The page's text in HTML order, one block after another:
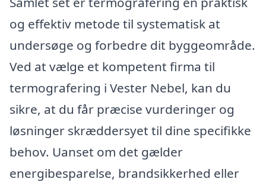
og effektiv metode til systematisk at
undersøge og forbedre dit byggeområde.
Ved at vælge et kompetent firma til
termografering i Vester Nebel, kan du
sikre, at du får præcise vurderinger og
løsninger skræddersyet til dine specifikke
behov. Uanset om det gælder
energibesparelse, brandsikkerhed eller